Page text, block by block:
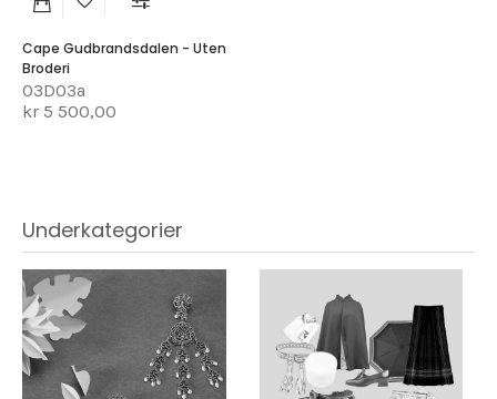
Cape Gudbrandsdalen - Uten
Broderi
03D03a
kr 5 500,00
Underkategorier